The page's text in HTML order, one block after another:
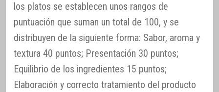
los platos se establecen unos rangos de
puntuación que suman un total de 100, y se
distribuyen de la siguiente forma: Sabor, aroma y
textura 40 puntos; Presentación 30 puntos;
Equilibrio de los ingredientes 15 puntos;
Elaboración y correcto tratamiento del producto